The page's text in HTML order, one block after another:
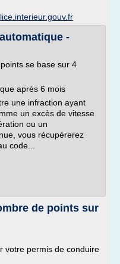
-
se base sur 4
après 6 mois
une infraction ayant
un excès de vitesse
ou un
vous récupérerez
code...
de points sur
votre permis de conduire